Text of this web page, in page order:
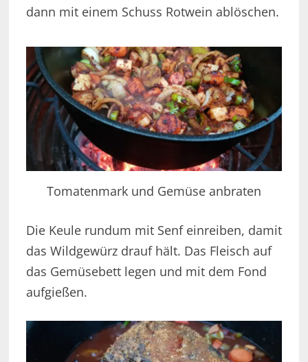
dann mit einem Schuss Rotwein ablöschen.
Tomatenmark und Gemüse anbraten
Die Keule rundum mit Senf einreiben, damit
das Wildgewürz drauf hält. Das Fleisch auf
das Gemüsebett legen und mit dem Fond
aufgießen.